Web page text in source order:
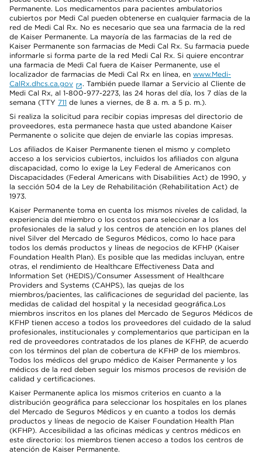
Permanente. Los medicamentos para pacientes ambulatorios
cubiertos por Medi Cal pueden obtenerse en cualquier farmacia de la
red de Medi Cal Rx. No es necesario que sea una farmacia de la red
de Kaiser Permanente. La mayoría de las farmacias de la red de
Kaiser Permanente son farmacias de Medi Cal Rx. Su farmacia puede
informarle si forma parte de la red Medi Cal Rx. Si quiere encontrar
una farmacia de Medi Cal fuera de Kaiser Permanente, use el
localizador de farmacias de Medi Cal Rx en línea, en www.Medi-
CalRx.dhcs.ca.gov
. También puede llamar a Servicio al Cliente de
Medi Cal Rx, al 1-800-977-2273, las 24 horas del día, los 7 días de la
semana (TTY 711 de lunes a viernes, de 8 a. m. a 5 p. m.).
Si realiza la solicitud para recibir copias impresas del directorio de
proveedores, esta permanece hasta que usted abandone Kaiser
Permanente o solicite que dejen de enviarle las copias impresas.
Los afiliados de Kaiser Permanente tienen el mismo y completo
acceso a los servicios cubiertos, incluidos los afiliados con alguna
discapacidad, como lo exige la Ley Federal de Americanos con
Discapacidades (Federal Americans with Disabilities Act) de 1990, y
la sección 504 de la Ley de Rehabilitación (Rehabilitation Act) de
1973.
Kaiser Permanente toma en cuenta los mismos niveles de calidad, la
experiencia del miembro o los costos para seleccionar a los
profesionales de la salud y los centros de atención en los planes del
nivel Silver del Mercado de Seguros Médicos, como lo hace para
todos los demás productos y líneas de negocios de KFHP (Kaiser
Foundation Health Plan). Es posible que las medidas incluyan, entre
otras, el rendimiento de Healthcare Effectiveness Data and
Information Set (HEDIS)/Consumer Assessment of Healthcare
Providers and Systems (CAHPS), las quejas de los
miembros/pacientes, las calificaciones de seguridad del paciente, las
medidas de calidad del hospital y la necesidad geográfica.Los
miembros inscritos en los planes del Mercado de Seguros Médicos de
KFHP tienen acceso a todos los proveedores del cuidado de la salud
profesionales, institucionales y complementarios que participan en la
red de proveedores contratados de los planes de KFHP, de acuerdo
con los términos del plan de cobertura de KFHP de los miembros.
Todos los médicos del grupo médico de Kaiser Permanente y los
médicos de la red deben seguir los mismos procesos de revisión de
calidad y certificaciones.
Kaiser Permanente aplica los mismos criterios en cuanto a la
distribución geográfica para seleccionar los hospitales en los planes
del Mercado de Seguros Médicos y en cuanto a todos los demás
productos y líneas de negocio de Kaiser Foundation Health Plan
(KFHP). Accesibilidad a las oficinas médicas y centros médicos en
este directorio: los miembros tienen acceso a todos los centros de
atención de Kaiser Permanente.